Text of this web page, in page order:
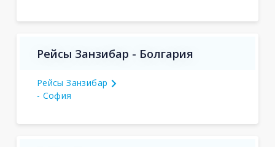
Рейсы Занзибар - Болгария
Рейсы Занзибар
- София